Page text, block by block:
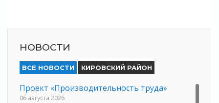
НОВОСТИ
ВСЕ НОВОСТИ КИРОВСКИЙ РАЙОН
Проект «Производительность труда»
06 августа 2026